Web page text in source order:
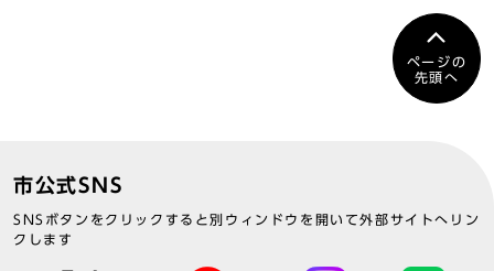
ページの
先頭へ
市公式SNS
SNSボタンをクリックすると別ウィンドウを開いて外部サイトへリン
クします